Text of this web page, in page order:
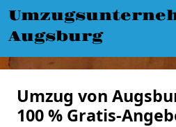
Augsburg
Umzug von
100 % Gratis-